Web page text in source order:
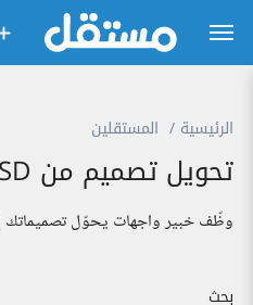
الرئيسية المستقلين
تحويل تصميم من PSD إلى HTML
وظّف خبير واجهات يحوّل
بحث